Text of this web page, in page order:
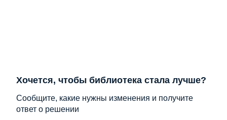
Хочется, чтобы библиотека стала лучше?
Сообщите, какие нужны изменения и получите
ответ о решении